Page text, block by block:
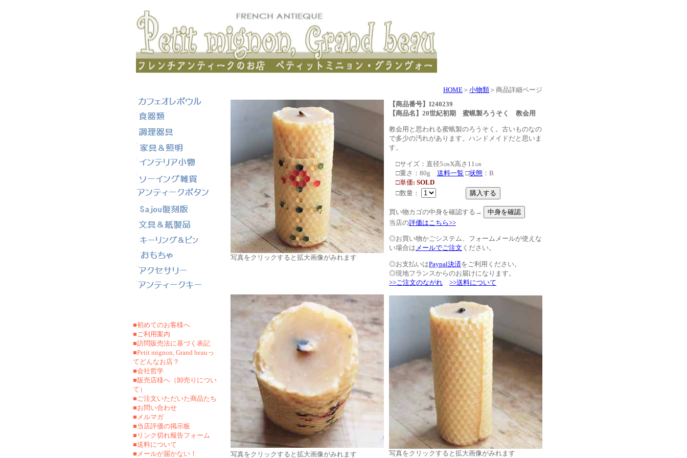
■初めてのお客様へ
■ご利用案内
■訪問販売法に基づく表記
■Petit mignon, Grand beauっ
てどんなお店？
■会社哲学
■販売店様へ（卸売りについ
て）
■ご注文いただいた商品たち
■お問い合わせ
■メルマガ
■当店評価の掲示板
■リンク切れ報告フォーム
■送料について
■メールが届かない！
HOME ＞ 小物類 ＞商品詳細ページ
写真をクリックすると拡大画像がみれます
【商品番号】I240239
【商品名】 20世紀初期 蜜蝋製ろうそく 教会用
教会用と思われる蜜蝋製のろうそく。古いものなの
で多少の汚れがあります。ハンドメイドだと思いま
す。
□サイズ：直径5㎝X高さ11㎝
□重さ：80g 送料一覧 □状態 ：B
□単価: SOLD
□数量：
買い物カゴの中身を確認する→
当店の評価はこちら>>
◎お買い物かごシステム、フォームメールが使えな
い場合は メールでご注文 ください。
◎お支払いはPaypal決済をご利用ください。
◎現地フランスからのお届けになります。
>>ご注文のながれ
>>送料について
写真をクリックすると拡大画像がみれます 写真をクリックすると拡大画像がみれます